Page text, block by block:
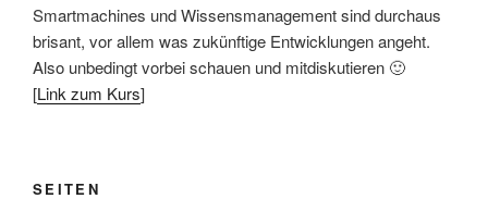
Smartmachines und Wissensmanagement sind durchaus
brisant, vor allem was zukünftige Entwicklungen angeht.
Also unbedingt vorbei schauen und mitdiskutieren 🙂
[Link zum Kurs]
SEITEN